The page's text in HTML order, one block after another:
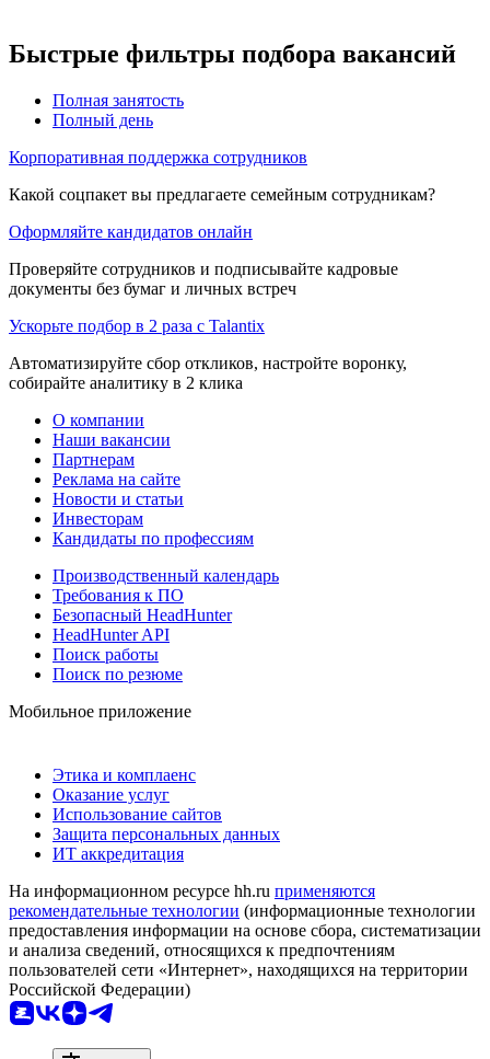
Быстрые фильтры подбора вакансий
Полная занятость
Полный день
Корпоративная поддержка сотрудников
Какой соцпакет вы предлагаете семейным сотрудникам?
Оформляйте кандидатов онлайн
Проверяйте сотрудников и подписывайте кадровые
документы без бумаг и личных встреч
Ускорьте подбор в 2 раза с Talantix
Автоматизируйте сбор откликов, настройте воронку,
собирайте аналитику в 2 клика
О компании
Наши вакансии
Партнерам
Реклама на сайте
Новости и статьи
Инвесторам
Кандидаты по профессиям
Производственный календарь
Требования к ПО
Безопасный HeadHunter
HeadHunter API
Поиск работы
Поиск по резюме
Мобильное приложение
Этика и комплаенс
Оказание услуг
Использование сайтов
Защита персональных данных
ИТ аккредитация
На информационном ресурсе hh.ru применяются
рекомендательные технологии (информационные технологии
предоставления информации на основе сбора, систематизации
и анализа сведений, относящихся к предпочтениям
пользователей сети «Интернет», находящихся на территории
Российской Федерации)